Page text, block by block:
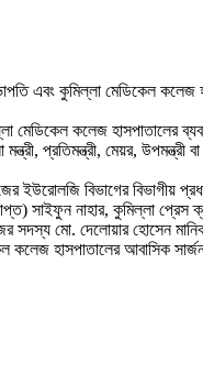
এবং কুমিল্লা মেডিকেল কলেজ
কলেজ হাসপাতালের
প্রতিমন্ত্রী, মেয়র,
বিভাগের বিভাগীয়
সাইফুন নাহার, কুমিল্লা
মো. দেলোয়ার হোসেন মানিক,
কলেজ হাসপাতালের আবাসিক